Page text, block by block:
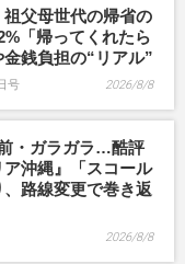
祖父母世代の帰省の
「帰ってくれたら
銭負担の“リアル”
号 2026/8/8
・ガラガラ…酷評
沖縄』「スコール
路線変更で巻き返
2026/8/8